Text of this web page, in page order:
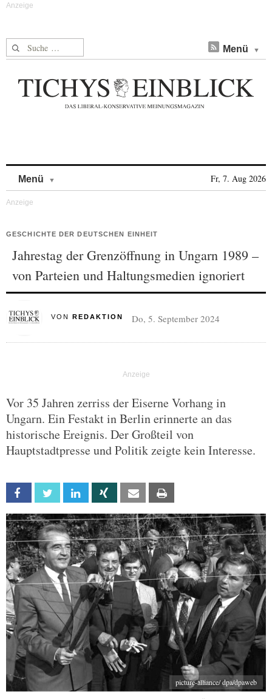
Suche nach: Menü
Menü Fr, 7. Aug 2026
GESCHICHTE DER DEUTSCHEN EINHEIT
Jahrestag der Grenzöffnung in Ungarn 1989 –
von Parteien und Haltungsmedien ignoriert
VON REDAKTION Do, 5. September 2024
Vor 35 Jahren zerriss der Eiserne Vorhang in
Ungarn. Ein Festakt in Berlin erinnerte an das
historische Ereignis. Der Großteil von
Hauptstadtpresse und Politik zeigte kein Interesse.
Facebook Twitter Linkedin Xing Email
picture-alliance/ dpa/dpaweb